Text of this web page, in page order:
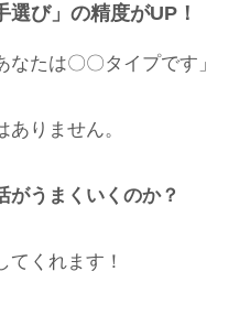
び」の精度がUP！
なたは〇〇タイプです」
りません。
がうまくいくのか？
てくれます！